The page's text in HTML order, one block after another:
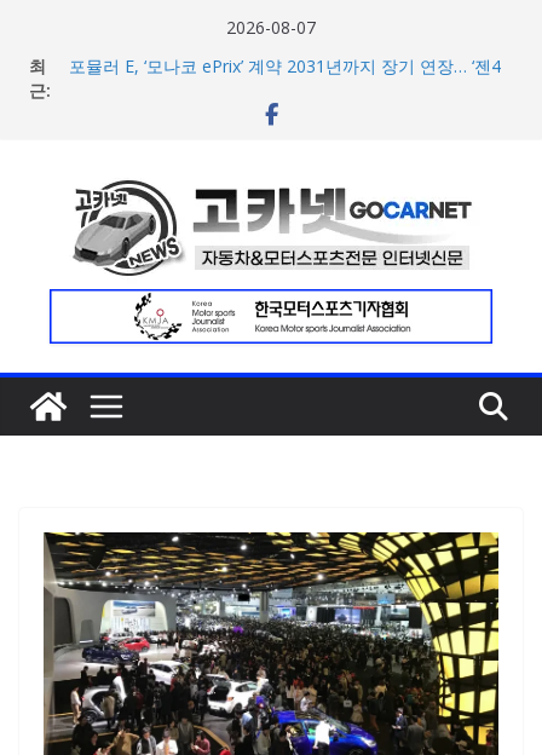
2026-08-07
최
근:
포뮬러 E, ‘모나코 ePrix’ 계약 2031년까지 장기 연장… ‘젠4
‘역대 최대 규모’ 포뮬러 E 시즌13 일정 수정 발표… 모나코
공개… 본격 계약 개시
2026년 7월 국내 수입 승용차 신규 등록 전년 대비 14.3%
증가
한국타이어, 안전한 여름철 주행 위한 타이어 관리법 제안